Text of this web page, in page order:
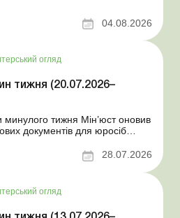
змінюється
періодів роботи до стр...
04.08.2026
огляд
тижня (20.07.2026–
минулого тижня Мін’юст оновив
документів для юросіб
з організації бронювання У
«у розшуку»: що потрібно
28.07.2026
огляд